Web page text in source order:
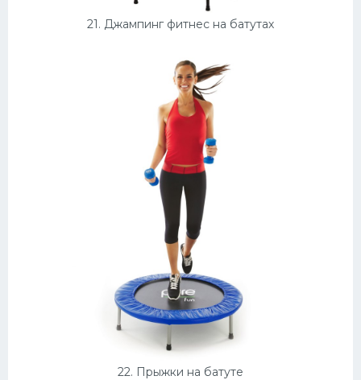
21. Джампинг фитнес на батутах
22. Прыжки на батуте